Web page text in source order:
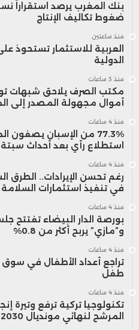
بنك المغرب يرصد استقراراً
ضغوط تكاليف الإنتاج
منذ ساعتين
الدولية
منذ 3 ساعات
مكتب الصرف يلاحق شبهات
أموال مجهولة المصدر إلى
منذ 4 ساعات
77.3% من الإسبان يصفون
استطلاع رأي بعد أحداث سبتة
منذ 4 ساعات
رغم تحسن الإيرادات.. الطرق
في تنفيذ استثمارات السلامة
منذ 4 ساعات
بورصة الدار البيضاء تفتتح
و”مازي” يربح أكثر من 0.8%
منذ 4 ساعات
طفل
منذ 4 ساعات
تكنولوجيا تركية ترفع وتيرة
المرشح لنهائي مونديال 2030